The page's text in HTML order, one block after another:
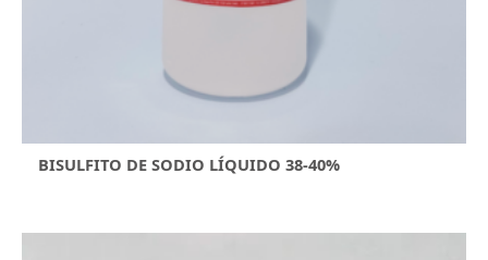
BISULFITO DE SODIO LÍQUIDO 38-40%